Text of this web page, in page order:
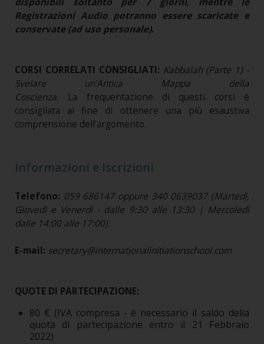
Registrazioni Audio potranno essere scaricate e
conservate (ad uso personale).
CORSI CORRELATI CONSIGLIATI: Kabbalah (Parte 1) -
Svelare un'Antica Mappa della
Coscienza. La frequentazione di questi corsi è
consigliata al fine di ottenere una più esaustiva
comprensione dell'argomento.
Informazioni e Iscrizioni
Telefono: 059 686147 oppure 340 0639037 (Martedì,
Giovedì e Venerdì - dalle 9:30 alle 13:30 | Mercoledì
dalle 14:00 alle 17:00).
E-mail: secretary@internationalinitiationschool.com
QUOTE DI PARTECIPAZIONE:
80 € (IVA compresa - è necessario il saldo della
quota di partecipazione entro il 21 Febbraio
2022)